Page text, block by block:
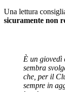
Una lettura
sicuramente non
È un giovedì
sembra
che, per il
sempre in